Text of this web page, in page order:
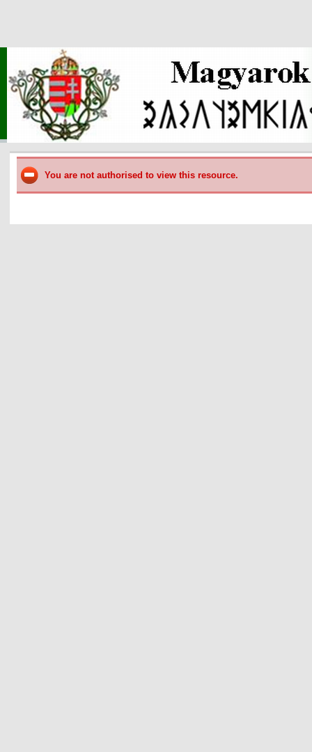
You are not authorised to view this resource.